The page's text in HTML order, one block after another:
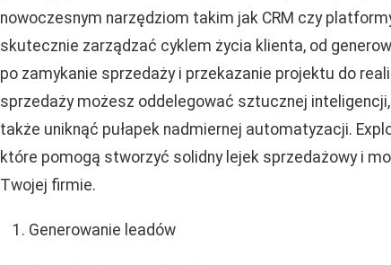
nowoczesnym narzędziom takim jak CRM czy
skutecznie zarządzać cyklem życia klienta, od
po zamykanie sprzedaży i przekazanie projektu do
sprzedaży możesz oddelegować sztucznej
także uniknąć pułapek nadmiernej automatyzacji.
które pomogą stworzyć solidny lejek sprzedażowy i
Twojej firmie.
Generowanie leadów